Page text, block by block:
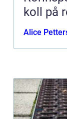
koll på
Alice